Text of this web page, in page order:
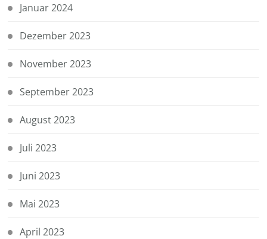
Januar 2024
Dezember 2023
November 2023
September 2023
August 2023
Juli 2023
Juni 2023
Mai 2023
April 2023